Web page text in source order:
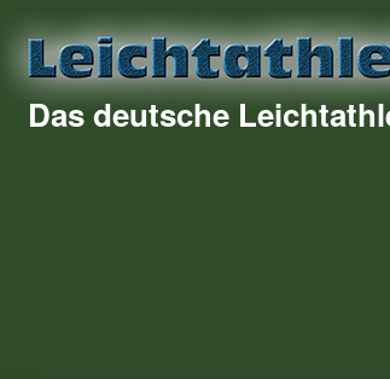
Das deutsche